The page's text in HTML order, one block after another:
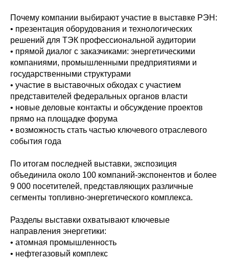
Почему компании выбирают участие в выставке РЭН:
• презентация оборудования и технологических
решений для ТЭК профессиональной аудитории
• прямой диалог с заказчиками: энергетическими
компаниями, промышленными предприятиями и
государственными структурами
• участие в выставочных обходах с участием
представителей федеральных органов власти
• новые деловые контакты и обсуждение проектов
прямо на площадке форума
• возможность стать частью ключевого отраслевого
события года
По итогам последней выставки, экспозиция
объединила около 100 компаний-экспонентов и более
9 000 посетителей, представляющих различные
сегменты топливно-энергетического комплекса.
Разделы выставки охватывают ключевые
направления энергетики:
• атомная промышленность
• нефтегазовый комплекс